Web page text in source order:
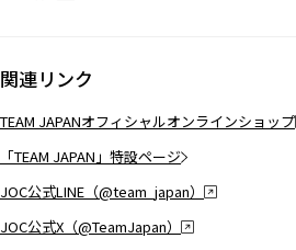
関連リンク
TEAM JAPANオフィシャルオンラインショップ
「TEAM JAPAN」特設ページ
JOC公式LINE（@team_japan）
JOC公式X（@TeamJapan）